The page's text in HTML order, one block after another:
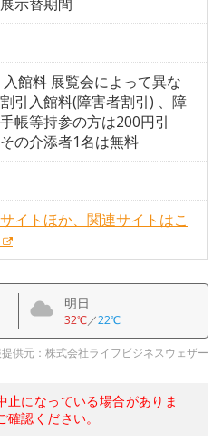
館料 展覧会によって異な
引入館料(障害者割引) 、障
帳等持参の方は200円引
の介添者1名は無料
イトほか、関連サイトはこ
明日
32℃／22℃
供元：株式会社ライフビジネスウェザー
になっている場合がありま
認ください。